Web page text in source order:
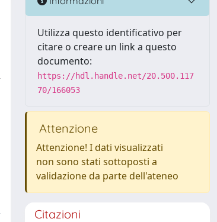
Utilizza questo identificativo per
citare o creare un link a questo
documento:
https://hdl.handle.net/20.500.117
70/166053
Attenzione
Attenzione! I dati visualizzati
non sono stati sottoposti a
validazione da parte dell'ateneo
Citazioni